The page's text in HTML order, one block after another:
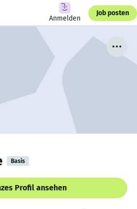
Anmelden
Job posten
Basis
Profil ansehen